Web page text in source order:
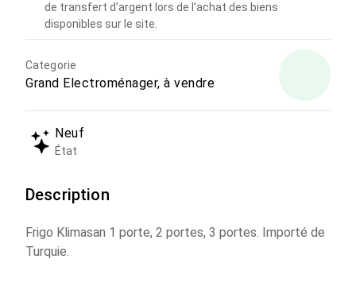
de transfert d’argent lors de l’achat des biens
disponibles sur le site.
Categorie
Grand Electroménager, à vendre
Neuf
État
Description
Frigo Klimasan 1 porte, 2 portes, 3 portes. Importé de
Turquie.